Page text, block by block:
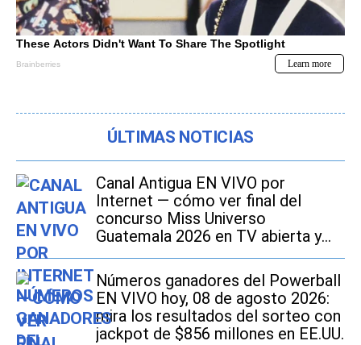
ÚLTIMAS NOTICIAS
Canal Antigua EN VIVO por
Internet — cómo ver final del
concurso Miss Universo
Guatemala 2026 en TV abierta y
Online
Números ganadores del Powerball
EN VIVO hoy, 08 de agosto 2026:
mira los resultados del sorteo con
jackpot de $856 millones en EE.UU.